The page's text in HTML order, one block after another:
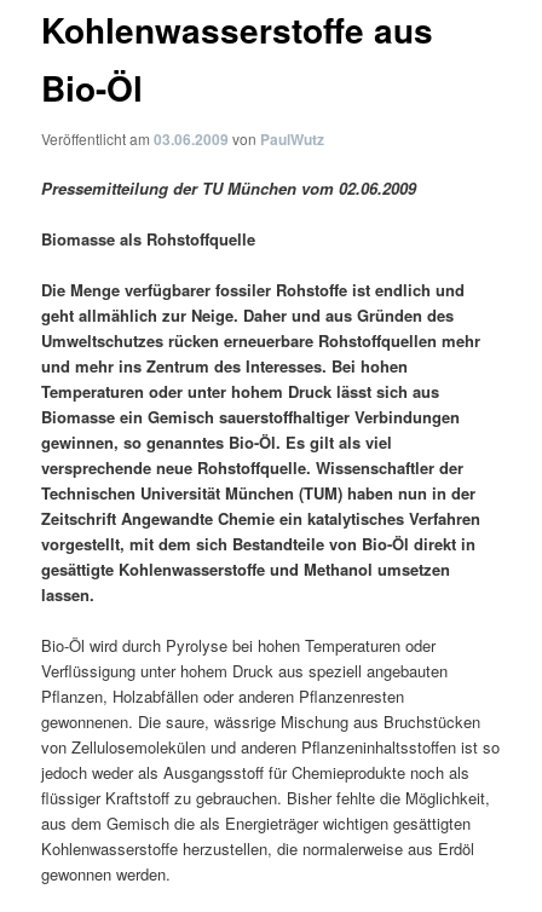
Kohlenwasserstoffe aus
Bio-Öl
Veröffentlicht am03.06.2009 von PaulWutz
Pressemitteilung der TU München vom 02.06.2009
Biomasse als Rohstoffquelle
Die Menge verfügbarer fossiler Rohstoffe ist endlich und
geht allmählich zur Neige. Daher und aus Gründen des
Umweltschutzes rücken erneuerbare Rohstoffquellen mehr
und mehr ins Zentrum des Interesses. Bei hohen
Temperaturen oder unter hohem Druck lässt sich aus
Biomasse ein Gemisch sauerstoffhaltiger Verbindungen
gewinnen, so genanntes Bio-Öl. Es gilt als viel
versprechende neue Rohstoffquelle. Wissenschaftler der
Technischen Universität München (TUM) haben nun in der
Zeitschrift Angewandte Chemie ein katalytisches Verfahren
vorgestellt, mit dem sich Bestandteile von Bio-Öl direkt in
gesättigte Kohlenwasserstoffe und Methanol umsetzen
lassen.
Bio-Öl wird durch Pyrolyse bei hohen Temperaturen oder
Verflüssigung unter hohem Druck aus speziell angebauten
Pflanzen, Holzabfällen oder anderen Pflanzenresten
gewonnenen. Die saure, wässrige Mischung aus Bruchstücken
von Zellulosemolekülen und anderen Pflanzeninhaltsstoffen ist so
jedoch weder als Ausgangsstoff für Chemieprodukte noch als
flüssiger Kraftstoff zu gebrauchen. Bisher fehlte die Möglichkeit,
aus dem Gemisch die als Energieträger wichtigen gesättigten
Kohlenwasserstoffe herzustellen, die normalerweise aus Erdöl
gewonnen werden.